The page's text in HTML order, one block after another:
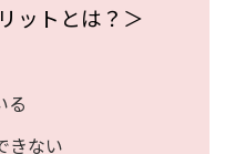
ットとは？＞
る
きない